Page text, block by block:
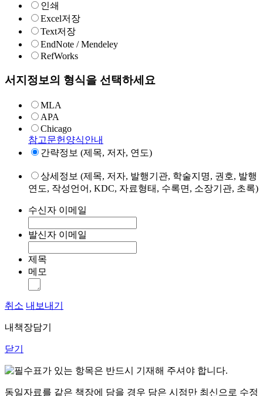
인쇄
Excel저장
Text저장
EndNote / Mendeley
RefWorks
서지정보의 형식을 선택하세요
MLA
APA
Chicago
참고문헌양식안내
간략정보 (제목, 저자, 연도)
상세정보 (제목, 저자, 발행기관, 학술지명, 권호, 발행
연도, 작성언어, KDC, 자료형태, 수록면, 소장기관, 초록)
수신자 이메일
발신자 이메일
제목
메모
취소 내보내기
내책장담기
닫기
표가 있는 항목은 반드시 기재해 주셔야 합니다.
동일자료를 같은 책장에 담을 경우 담은 시점만 최신으로 수정